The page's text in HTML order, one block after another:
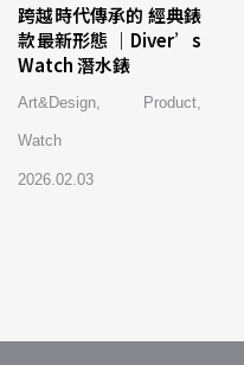
跨越時代傳承的 經典錶
款最新形態 ｜Diver’s
Watch 潛水錶
Art&Design Product
Watch
2026.02.03